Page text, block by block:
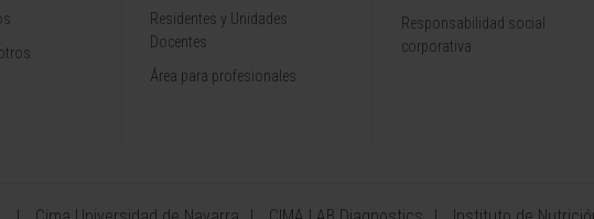
Residentes y Unidades
Docentes
Área para profesionales
Responsabilidad social
corporativa